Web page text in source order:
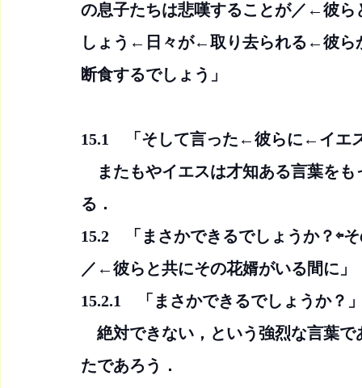
の息子たちは悲嘆することが／←彼ら
しょう←日々が←取り去られる←彼ら
断食するでしょう」
15.1　「そして言った←彼らに←イエ
またもやイエスは才知ある言葉をも
る．
15.2　「まさかできるでしょうか？⇦
／←彼らと共にその花婿がいる間に」
15.2.1　「まさかできるでしょうか？
絶対できない，という強烈な言葉で
たであろう．